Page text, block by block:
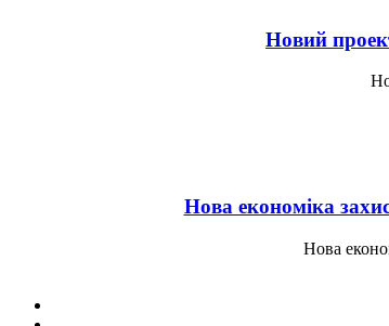
Новий
Нова економіка
Нова